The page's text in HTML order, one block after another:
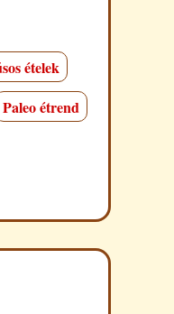
ételek
Paleo étrend